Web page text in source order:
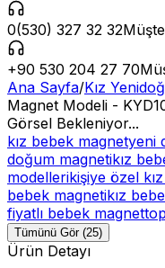
0(530) 327 32 32
+90 530 204 27 70
Ana Sayfa/Kız
Magnet Modeli -
Görsel Bekleniyor...
kız bebek magnetyeni
doğum magnetikız
modellerikişiye özel
bebek magnetikız
fiyatlı bebek magnet
Tümünü Gör (25)
Ürün Detayı